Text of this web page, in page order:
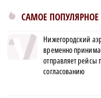
САМОЕ ПОПУЛЯРНОЕ
Нижегородский
временно
отправляет рейсы
согласованию